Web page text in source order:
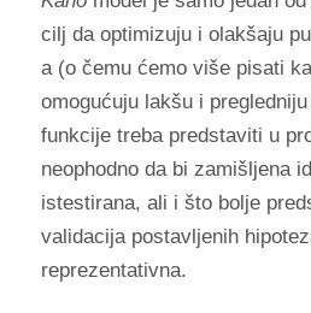
cilj da optimizuju i olakšaju
a (o čemu ćemo više pisati
omogućuju lakšu i
funkcije treba predstaviti u
neophodno da bi zamišljena
istestirana, ali i što bolje
validacija postavljenih
reprezentativna.